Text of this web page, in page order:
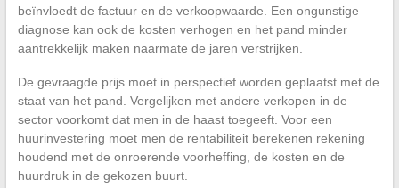
beïnvloedt de factuur en de verkoopwaarde. Een ongunstige
diagnose kan ook de kosten verhogen en het pand minder
aantrekkelijk maken naarmate de jaren verstrijken.
De gevraagde prijs moet in perspectief worden geplaatst met de
staat van het pand. Vergelijken met andere verkopen in de
sector voorkomt dat men in de haast toegeeft. Voor een
huurinvestering moet men de rentabiliteit berekenen rekening
houdend met de onroerende voorheffing, de kosten en de
huurdruk in de gekozen buurt.